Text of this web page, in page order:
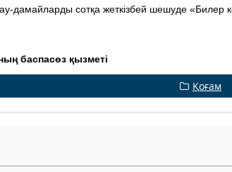
дамайларды сотқа жеткізбей шешуде «Билер
баспасөз қызметі
Қоғам